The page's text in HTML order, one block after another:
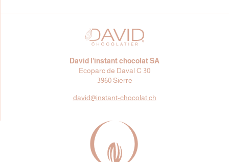
David l’instant chocolat SA
Ecoparc de Daval C 30
3960 Sierre
david@instant-chocolat.ch